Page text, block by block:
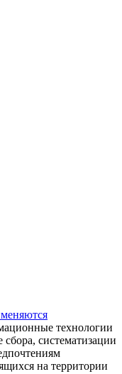
технологии
систематизации
на территории